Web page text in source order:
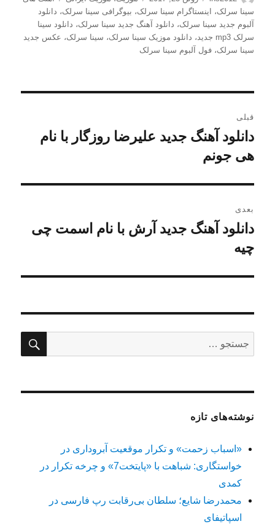
شده
در
سینا سرلک، اینستاگرام سینا سرلک، بیوگرافی سینا سرلک، دانلود
آلبوم جدید سینا سرلک، دانلود آهنگ جدید سینا سرلک، دانلود سینا
سرلک mp3 جدید
، دانلود موزیک سینا سرلک، سینا سرلک، عکس جدید
سینا سرلک،فول آلبوم سینا سرلک
نوشته
قبلی
نوشته
قبلی:
دانلود آهنگ جدید علیرضا روزگار با نام
هی جونم
بعدی
نوشته
بعدی:
دانلود آهنگ جدید آرش با نام اسمت چی
چیه
برای:
نوشته‌های تازه
«اسباب زحمت» و تکرار موقعیت آبروداری در
خواستگاری: شباهت با «پایتخت7» و چرخه تکرار در
کمدی
محمدرضا شایع؛ سلطان بی‌رقابت رپ فارسی در
اسپاتیفای